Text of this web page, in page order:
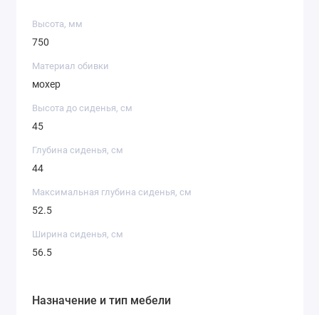
Высота, мм
750
Материал обивки
мохер
Высота до сиденья, см
45
Глубина сиденья, см
44
Максимальная глубина сиденья, см
52.5
Ширина сиденья, см
56.5
Назначение и тип мебели